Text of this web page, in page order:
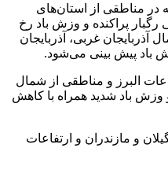
در مناطقی از استان‌های
پراکنده و وزش باد رخ
آذربایجان غربی، آذربایجان
باد پیش بینی می‌شود.
البرز و مناطقی از شمال
وزش باد شدید همراه با کاهش
و مازندران و ارتفاعات